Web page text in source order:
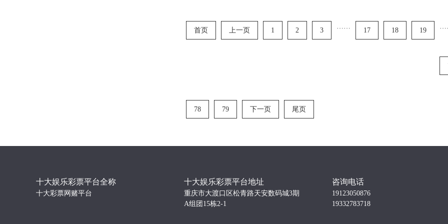
首页 上一页 1 2 3 17 18 19
78 79 下一页 尾页
十大娱乐彩票平台全称
十大彩票网赌平台
十大娱乐彩票平台地址
重庆市大渡口区松青路天安数码城3期
A组团15栋2-1
咨询电话
19123050876
19332783718